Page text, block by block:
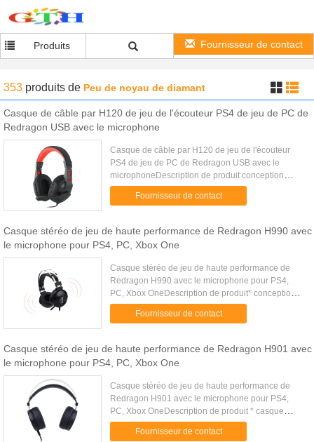
Produits Fournisseur de contact
353 produits de Peu de noyau de diamant
Casque de câble par H120 de jeu de l'écouteur PS4 de jeu de PC de
Redragon USB avec le microphone
Casque de câble par H120 de jeu de l'écouteur
PS4 de jeu de PC de Redragon USB avec le
microphoneDescription de produit conception
acoustique *Closed* aides passives d'isolement
de bruit pour bloquer le bruit ...
Fournisseur de contact
Casque stéréo de jeu de haute performance de Redragon H990 avec
le microphone pour PS4, PC, Xbox One
Casque stéréo de jeu de haute performance de
Redragon H990 avec le microphone pour PS4,
PC, Xbox OneDescription de produit* conception
acoustique fermée * bordure d'Immersive 7,1 - bruit
* bruit actif du DB 21 ...
Fournisseur de contact
Casque stéréo de jeu de haute performance de Redragon H901 avec
le microphone pour PS4, PC, Xbox One
Casque stéréo de jeu de haute performance de
Redragon H901 avec le microphone pour PS4,
PC, Xbox OneDescription de produit * casque
stéréo léger de jeu de Redragon SCYLLA H901
avec le microphone* confort final ...
Fournisseur de contact